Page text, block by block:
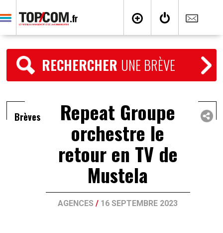
RECHERCHER UNE BRÈVE
Brèves Repeat Groupe
orchestre le
retour en TV de
Mustela
AGENCES / 16 SEPTEMBRE 2023